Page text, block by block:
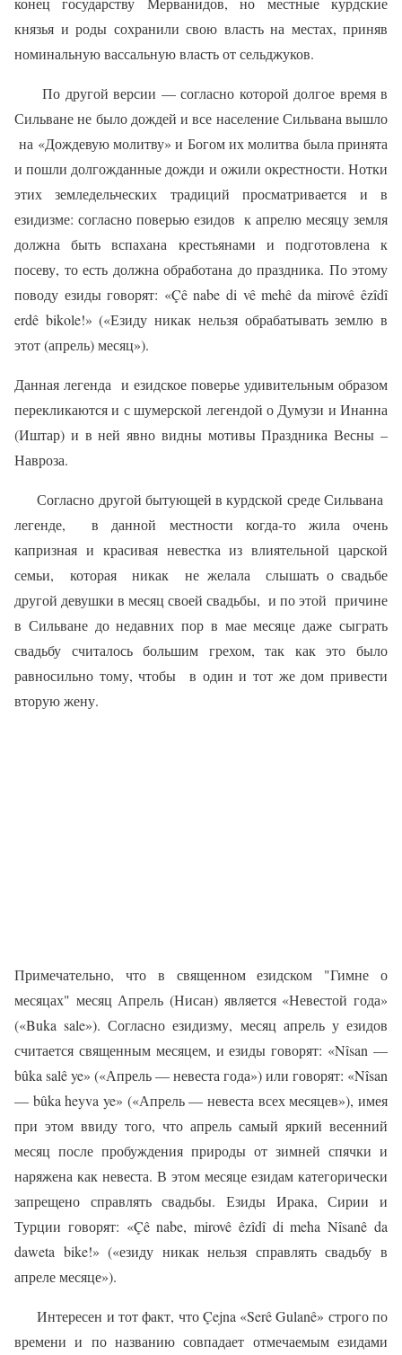
князья и роды сохранили свою власть на местах, приняв
номинальную вассальную власть от сельджуков.
По другой версии — согласно которой долгое время в
Сильване не было дождей и все население Сильвана вышло
на «Дождевую молитву» и Богом их молитва была принята
и пошли долгожданные дожди и ожили окрестности. Нотки
этих земледельческих традиций просматривается и в
езидизме: согласно поверью езидов к апрелю месяцу земля
должна быть вспахана крестьянами и подготовлена к
посеву, то есть должна обработана до праздника. По этому
поводу езиды говорят: «Çê nabe di vê mehê da mirovê êzîdî
erdê bikole!» («Езиду никак нельзя обрабатывать землю в
этот (апрель) месяц»).
Данная легенда и езидское поверье удивительным образом
перекликаются и с шумерской легендой о Думузи и Инанна
(Иштар) и в ней явно видны мотивы Праздника Весны –
Навроза.
Согласно другой бытующей в курдской среде Сильвана
легенде,
в данной местности когда-то жила очень
капризная и красивая невестка из влиятельной царской
семьи,
которая никак не желала
слышать о свадьбе
другой девушки в месяц своей свадьбы, и по этой причине
в Сильване до недавних пор в мае месяце даже сыграть
свадьбу считалось большим грехом, так как это было
равносильно тому, чтобы
в один и тот же дом привести
вторую жену.
Примечательно, что в священном езидском "Гимне о
месяцах" месяц Апрель (Нисан) является «Невестой года»
(«Buka sale»). Согласно езидизму, месяц апрель у езидов
считается священным месяцем, и езиды говорят: «Nîsan —
bûka salê ye» («Апрель — невеста года») или говорят: «Nîsan
— bûka heyva ye» («Апрель — невеста всех месяцев»), имея
при этом ввиду того, что апрель самый яркий весенний
месяц после пробуждения природы от зимней спячки и
наряжена как невеста. В этом месяце езидам категорически
запрещено справлять свадьбы. Езиды Ирака, Сирии и
Турции говорят: «Çê nabe, mirovê êzîdî di meha Nîsanê da
daweta bike!» («езиду никак нельзя справлять свадьбу в
апреле месяце»).
Интересен и тот факт, что Çejna «Serê Gulanê» строго по
времени и по названию совпадает отмечаемым езидами